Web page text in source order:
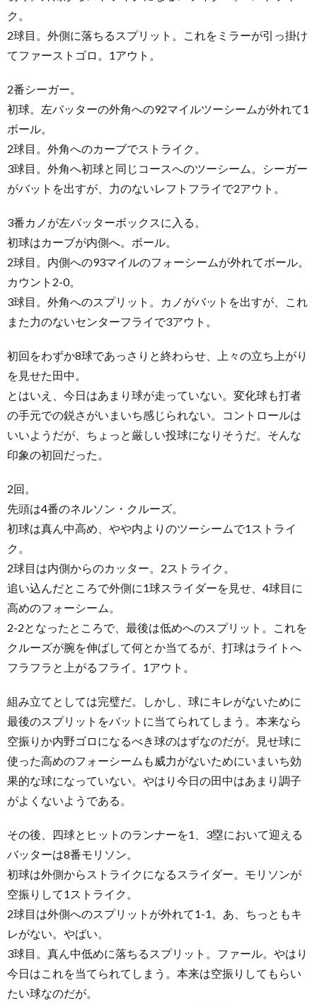
ク。
2球目。外側に落ちるスプリット。これをミラーが引っ掛け
てファーストゴロ。1アウト。
2番シーガー。
初球。左バッターの外角への92マイルツーシームが外れて1
ボール。
2球目。外角へのカーブでストライク。
3球目。外角へ初球と同じコースへのツーシーム。シーガー
がバットを出すが、力のないレフトフライで2アウト。
3番カノが左バッターボックスに入る。
初球はカーブが内側へ。ボール。
2球目。内側への93マイルのフォーシームが外れてボール。
カウント2-0。
3球目。外角へのスプリット。カノがバットを出すが、これ
また力のないセンターフライで3アウト。
初回をわずか8球であっさりと終わらせ、上々の立ち上がり
を見せた田中。
とはいえ、今日はあまり球が走っていない。変化球も打者
の手元での鋭さがいまいち感じられない。コントロールは
いいようだが、ちょっと厳しい投球になりそうだ。そんな
印象の初回だった。
2回。
先頭は4番のネルソン・クルーズ。
初球は真ん中高め、やや内よりのツーシームで1ストライ
ク。
2球目は内側からのカッター。2ストライク。
追い込んだところで外側に1球スライダーを見せ、4球目に
高めのフォーシーム。
2-2となったところで、最後は低めへのスプリット。これを
クルーズが腕を伸ばして何とか当てるが、打球はライトへ
フラフラと上がるフライ。1アウト。
組み立てとしては完璧だ。しかし、球にキレがないために
最後のスプリットをバットに当てられてしまう。本来なら
空振りか内野ゴロになるべき球のはずなのだが。見せ球に
使った高めのフォーシームも威力がないためにいまいち効
果的な球になっていない。やはり今日の田中はあまり調子
がよくないようである。
その後、四球とヒットのランナーを1、3塁において迎える
バッターは8番モリソン。
初球は外側からストライクになるスライダー。モリソンが
空振りして1ストライク。
2球目は外側へのスプリットが外れて1-1。あ、ちっともキ
レがない。やばい。
3球目。真ん中低めに落ちるスプリット。ファール。やはり
今日はこれを当てられてしまう。本来は空振りしてもらい
たい球なのだが。